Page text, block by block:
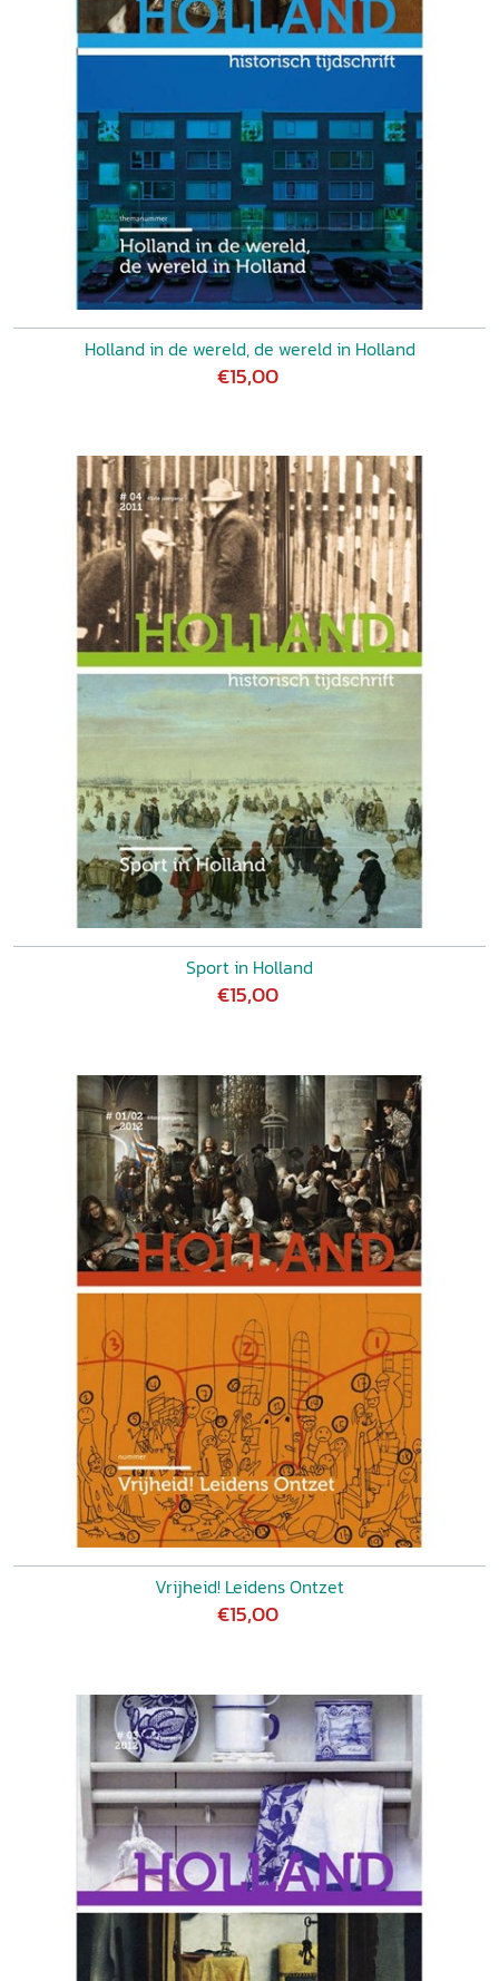
Holland in de wereld, de wereld in Holland
€15,00
Sport in Holland
€15,00
Vrijheid! Leidens Ontzet
€15,00